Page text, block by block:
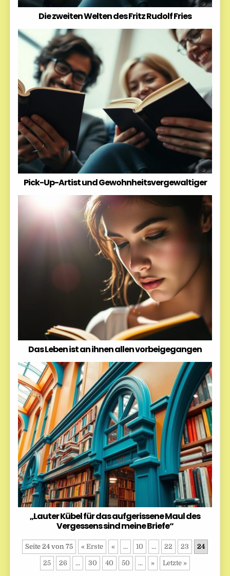
Die zweiten Welten des Fritz Rudolf Fries
Pick-Up-Artist und Gewohnheitsvergewaltiger
Das Leben ist an ihnen allen vorbeigegangen
„Lauter Kübel für das aufgerissene Maul des
Vergessens sind meine Briefe“
Seite 24 von 75 « Erste « ... 10 ... 22 23 24
25 26 ... 30 40 50 ... » Letzte »